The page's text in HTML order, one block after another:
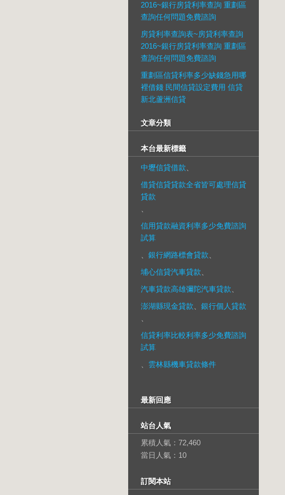
2016~銀行房貸利率查詢 重劃區
查詢任何問題免費諮詢
房貸利率查詢表~房貸利率查詢
2016~銀行房貸利率查詢 重劃區
查詢任何問題免費諮詢
重劃區信貸利率多少缺錢急用哪
裡借錢 民間信貸設定費用 信貸
新北蘆洲信貸
文章分類
本台最新標籤
中壢信貸借款
借貸信貸貸款全省皆可處理信貸
貸款
信用貸款融資利率多少免費諮詢
試算
銀行網路標會貸款
埔心信貸汽車貸款
汽車貸款高雄彌陀汽車貸款
澎湖縣現金貸款
銀行個人貸款
信貸利率比較利率多少免費諮詢
試算
雲林縣機車貸款條件
最新回應
站台人氣
累積人氣： 72,460
當日人氣： 10
訂閱本站